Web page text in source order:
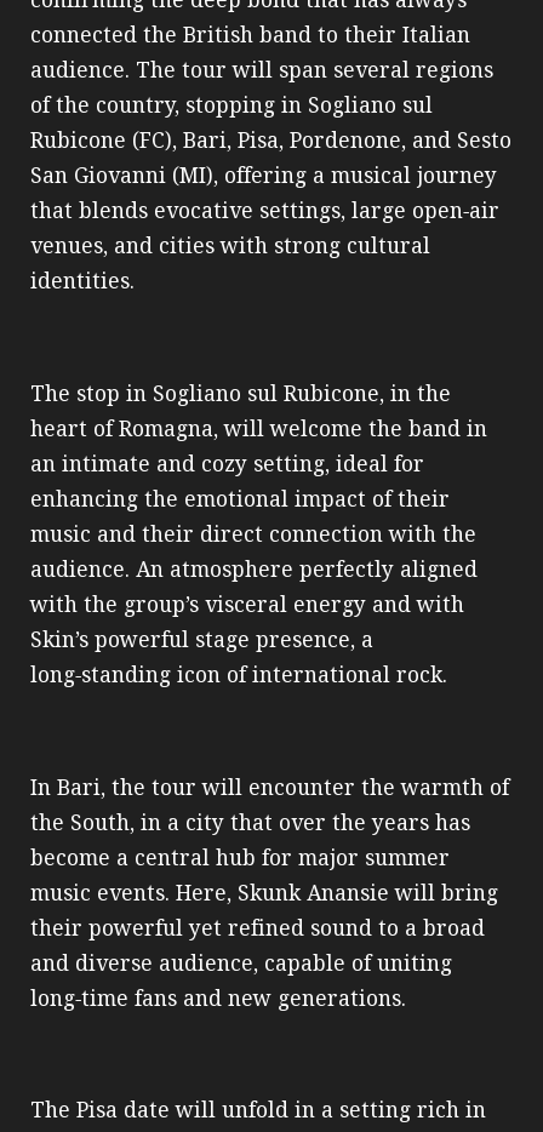
connected the British band to their Italian
audience. The tour will span several regions
of the country, stopping in Sogliano sul
Rubicone (FC), Bari, Pisa, Pordenone, and Sesto
San Giovanni (MI), offering a musical journey
that blends evocative settings, large open‑air
venues, and cities with strong cultural
identities.
The stop in Sogliano sul Rubicone, in the
heart of Romagna, will welcome the band in
an intimate and cozy setting, ideal for
enhancing the emotional impact of their
music and their direct connection with the
audience. An atmosphere perfectly aligned
with the group’s visceral energy and with
Skin’s powerful stage presence, a
long‑standing icon of international rock.
In Bari, the tour will encounter the warmth of
the South, in a city that over the years has
become a central hub for major summer
music events. Here, Skunk Anansie will bring
their powerful yet refined sound to a broad
and diverse audience, capable of uniting
long‑time fans and new generations.
The Pisa date will unfold in a setting rich in